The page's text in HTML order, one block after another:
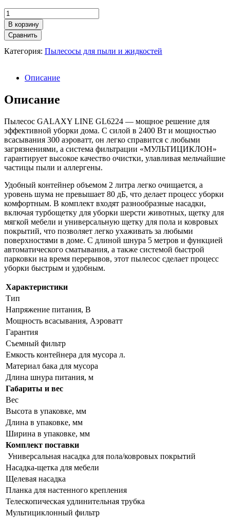
Количество
товара
Пылесос
GALAXY
LINE
красный
В корзину
Сравнить
Категория: Пылесосы для пыли и жидкостей
Описание
Описание
Пылесос GALAXY LINE GL6224 — мощное решение для
эффективной уборки дома. С силой в 2400 Вт и мощностью
всасывания 300 аэроватт, он легко справится с любыми
загрязнениями, а система фильтрации «МУЛЬТИЦИКЛОН»
гарантирует высокое качество очистки, улавливая мельчайшие
частицы пыли и аллергены.
Удобный контейнер объемом 2 литра легко очищается, а
уровень шума не превышает 80 дБ, что делает процесс уборки
комфортным. В комплект входят разнообразные насадки,
включая турбощетку для уборки шерсти животных, щетку для
мягкой мебели и универсальную щетку для пола и ковровых
покрытий, что позволяет легко ухаживать за любыми
поверхностями в доме. С длиной шнура 5 метров и функцией
автоматического сматывания, а также системой быстрой
парковки на время перерывов, этот пылесос сделает процесс
уборки быстрым и удобным.
Характеристики
Тип
Напряжение питания, В
Мощность всасывания, Аэроватт
Гарантия
Съемный фильтр
Емкость контейнера для мусора л.
Материал бака для мусора
Длина шнура питания, м
Габариты и вес
Вес
Высота в упаковке, мм
Длина в упаковке, мм
Ширина в упаковке, мм
Комплект поставки
Универсальная насадка для пола/ковровых покрытий
Насадка-щетка для мебели
Щелевая насадка
Планка для настенного крепления
Телескопическая удлинительная трубка
Мультициклонный фильтр